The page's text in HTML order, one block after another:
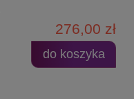
276,00 zł
do koszyka